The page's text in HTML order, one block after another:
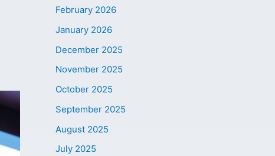
February 2026
January 2026
December 2025
November 2025
October 2025
September 2025
August 2025
July 2025